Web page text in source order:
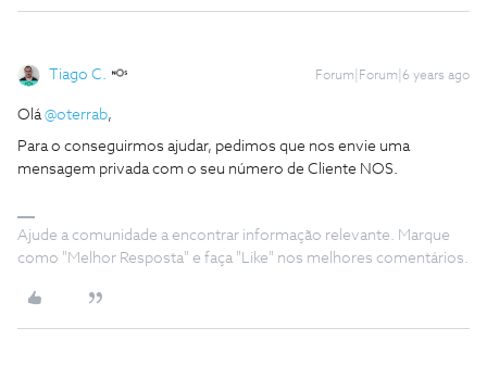
Tiago C. Forum|Forum|6 years ago
Olá@oterrab,
Para o conseguirmos ajudar, pedimos que nos envie uma
mensagem privada com o seu número de Cliente NOS.
Ajude a comunidade a encontrar informação relevante. Marque
como "Melhor Resposta" e faça "Like" nos melhores comentários.